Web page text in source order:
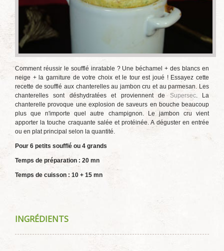
Comment réussir le soufflé inratable ? Une béchamel + des blancs en
neige + la garniture de votre choix et le tour est joué ! Essayez cette
recette de soufflé aux chanterelles au jambon cru et au parmesan. Les
chanterelles sont déshydratées et proviennent de Supersec. La
chanterelle provoque une explosion de saveurs en bouche beaucoup
plus que n'importe quel autre champignon. Le jambon cru vient
apporter la touche craquante salée et protéinée. A déguster en entrée
ou en plat principal selon la quantité.
Pour 6 petits soufflé ou 4 grands
Temps de préparation : 20 mn
Temps de cuisson : 10 + 15 mn
INGRÉDIENTS